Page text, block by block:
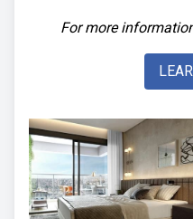
For more